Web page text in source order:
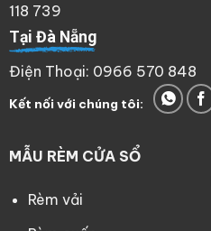
118 739
Tại Đà Nẵng
Điện Thoại: 0966 570 848
Kết nối với chúng tôi:
MẪU RÈM CỬA SỔ
Rèm vải